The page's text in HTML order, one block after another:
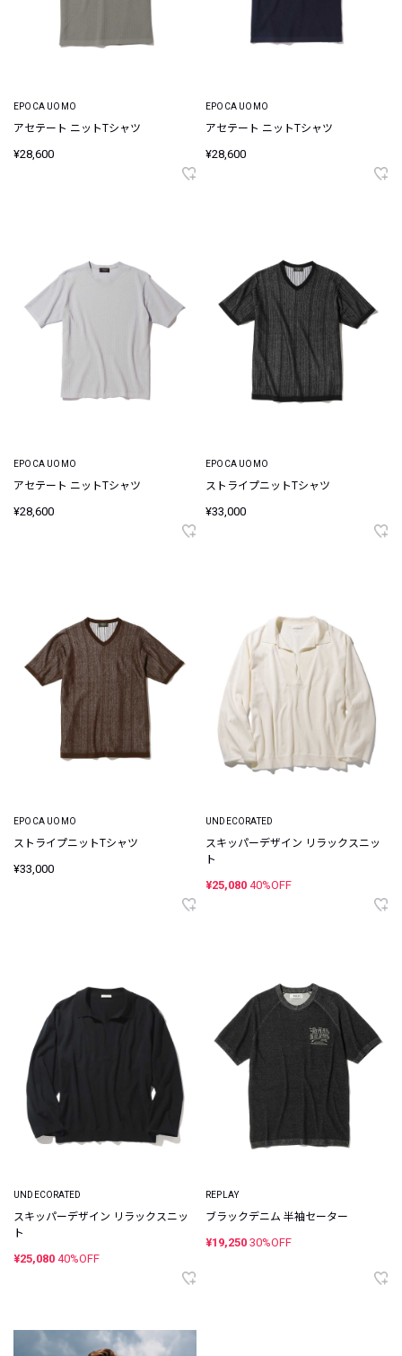
EPOCA UOMO
アセテート ニットTシャツ
¥28,600
EPOCA UOMO
アセテート ニットTシャツ
¥28,600
EPOCA UOMO
アセテート ニットTシャツ
¥28,600
EPOCA UOMO
ストライプニットTシャツ
¥33,000
EPOCA UOMO
ストライプニットTシャツ
¥33,000
UNDECORATED
スキッパーデザイン リラックスニッ
ト
¥25,080 40%OFF
UNDECORATED
スキッパーデザイン リラックスニッ
ト
¥25,080 40%OFF
REPLAY
ブラックデニム 半袖セーター
¥19,250 30%OFF